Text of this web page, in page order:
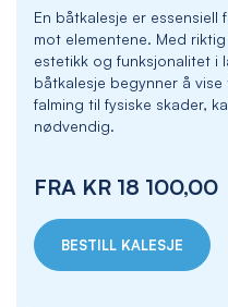
En båtkalesje er
mot elementene. Med
estetikk og funksjonalitet i
båtkalesje begynner å
falming til fysiske skader,
nødvendig.
FRA KR 18 100,00
BESTILL KALESJE
the
images
gallery